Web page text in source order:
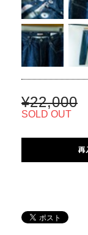
¥22,000
SOLD OUT
再